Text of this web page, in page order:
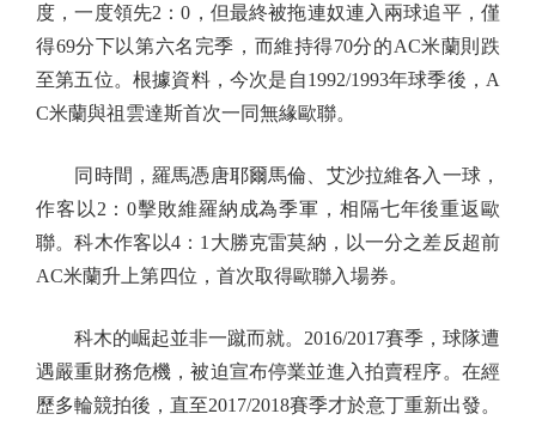
度，一度領先2：0，但最終被拖連奴連入兩球追平，僅
得69分下以第六名完季，而維持得70分的AC米蘭則跌
至第五位。根據資料，今次是自1992/1993年球季後，A
C米蘭與祖雲達斯首次一同無緣歐聯。
同時間，羅馬憑唐耶爾馬倫、艾沙拉維各入一球，
作客以2：0擊敗維羅納成為季軍，相隔七年後重返歐
聯。科木作客以4：1大勝克雷莫納，以一分之差反超前
AC米蘭升上第四位，首次取得歐聯入場券。
科木的崛起並非一蹴而就。2016/2017賽季，球隊遭
遇嚴重財務危機，被迫宣布停業並進入拍賣程序。在經
歷多輪競拍後，直至2017/2018賽季才於意丁重新出發。